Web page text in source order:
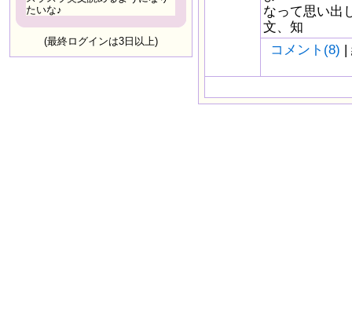
たいな♪
(最終ログインは3日以上)
なって思い出
文、知
コメント(8) |